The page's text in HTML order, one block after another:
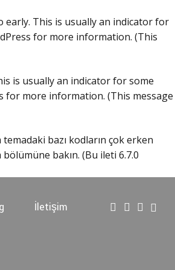
early. This is usually an indicator for
for more information. (This
is usually an indicator for some
for more information. (This message
bazı kodların çok erken
bölümüne bakın. (Bu ileti 6.7.0
İletişim